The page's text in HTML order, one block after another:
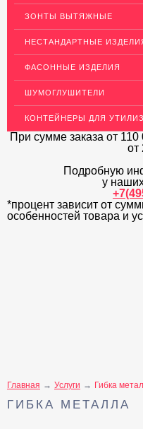
МЕТАЛЛИЧЕСКИЕ
РАСКЛАДКА, ПЛИНТУС
ПОТОЛКИ
АКЦИИ
НЕДОРОГОЙ
ЗОНТЫ ВЫТЯЖНЫЕ
НЕСТАНДАРТНЫЕ
ФАСОННЫЕ ИЗДЕЛИЯ
ШУМОГЛУШИТЕЛИ
КОНТЕЙНЕРЫ ДЛЯ
При сумме заказа от 110
от
Подробную
у
*процент зависит от
особенностей товара и
Главная Услуги Гибка
ГИБКА МЕТАЛЛА